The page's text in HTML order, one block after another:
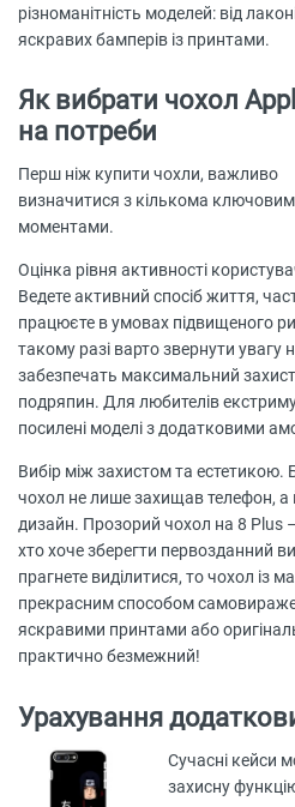
різноманітність моделей: від
яскравих бамперів із принтами.
Як вибрати чохол
на потреби
Перш ніж купити чохли, важливо
визначитися з кількома
моментами.
Оцінка рівня активності
Ведете активний спосіб життя,
працюєте в умовах підвищеного
такому разі варто звернути увагу
забезпечать максимальний захист
подряпин. Для любителів екстриму
посилені моделі з додатковими
Вибір між захистом та
чохол не лише захищав телефон, а
дизайн. Прозорий чохол на 8 Plus
хто хоче зберегти первозданний
прагнете виділитися, то чохол із
прекрасним способом
яскравими принтами або
практично безмежний!
Урахування
Сучасні кейси
захисну